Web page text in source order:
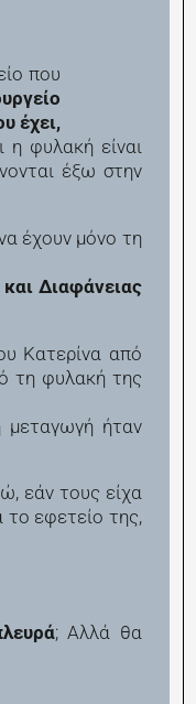
που
έχει,
η φυλακή είναι
έξω στην
έχουν μόνο τη
Διαφάνειας
Κατερίνα από
τη φυλακή της
ήταν
εάν τους είχα
το εφετείο της,
; Αλλά θα